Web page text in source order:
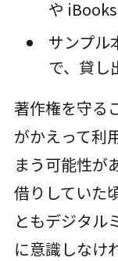
や
サンプル
で、貸し
著作権を守る
がかえって利
まう可能性が
借りしていた
ともデジタル
に意識しなけ